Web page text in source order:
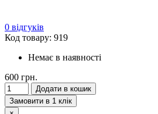
0 відгуків
Код товару: 919
Немає в наявності
600 грн.
Додати в кошик
Замовити в 1 клік